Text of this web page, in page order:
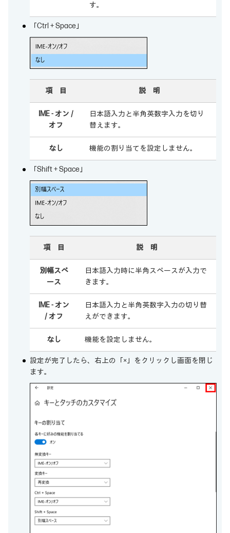
す。
「Ctrl + Space」
項 目 説 明
IME - オン /
オフ
日本語入力と半角英数字入力を切り
替えます。
なし 機能の割り当てを設定しません。
「Shift + Space」
項 目 説 明
別幅スペ
ース
日本語入力時に半角スペースが入力で
きます。
IME - オン
/ オフ
日本語入力と半角英数字入力の切り替
えができます。
なし 機能を設定しません。
設定が完了したら、右上の「×」をクリックし画面を閉じ
ます。